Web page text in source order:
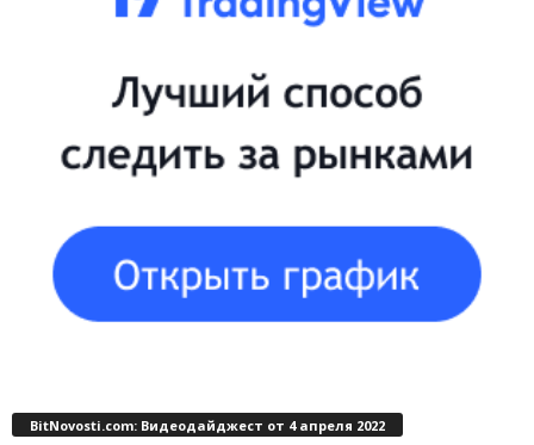
BitNovosti.com: Видеодайджест от 4 апреля 2022